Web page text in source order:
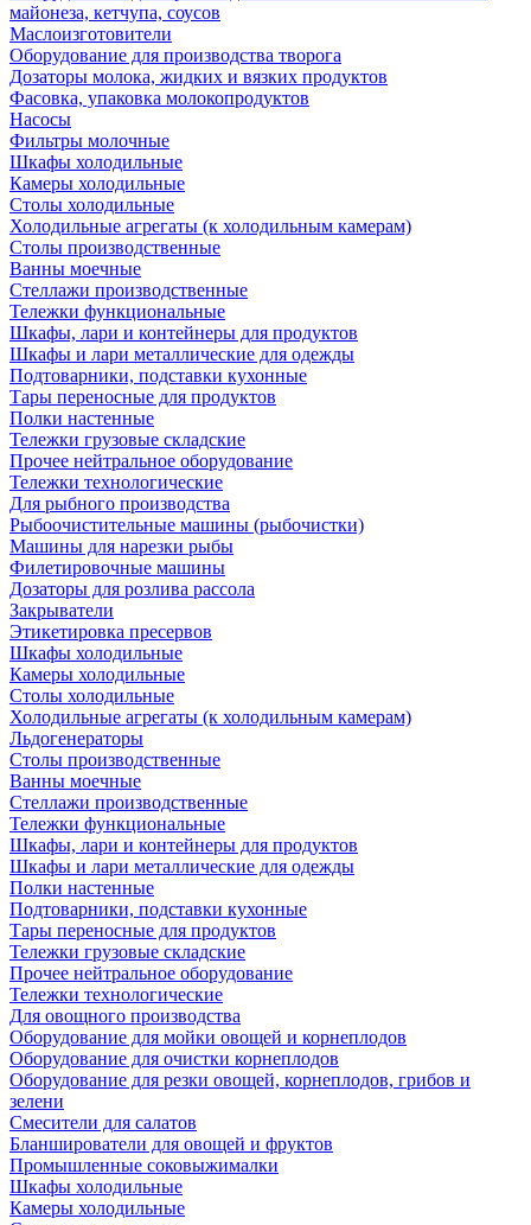
майонеза, кетчупа, соусов
Маслоизготовители
Оборудование для производства творога
Дозаторы молока, жидких и вязких продуктов
Фасовка, упаковка молокопродуктов
Насосы
Фильтры молочные
Шкафы холодильные
Камеры холодильные
Столы холодильные
Холодильные агрегаты (к холодильным камерам)
Столы производственные
Ванны моечные
Стеллажи производственные
Тележки функциональные
Шкафы, лари и контейнеры для продуктов
Шкафы и лари металлические для одежды
Подтоварники, подставки кухонные
Тары переносные для продуктов
Полки настенные
Тележки грузовые складские
Прочее нейтральное оборудование
Тележки технологические
Для рыбного производства
Рыбоочистительные машины (рыбочистки)
Машины для нарезки рыбы
Филетировочные машины
Дозаторы для розлива рассола
Закрыватели
Этикетировка пресервов
Шкафы холодильные
Камеры холодильные
Столы холодильные
Холодильные агрегаты (к холодильным камерам)
Льдогенераторы
Столы производственные
Ванны моечные
Стеллажи производственные
Тележки функциональные
Шкафы, лари и контейнеры для продуктов
Шкафы и лари металлические для одежды
Полки настенные
Подтоварники, подставки кухонные
Тары переносные для продуктов
Тележки грузовые складские
Прочее нейтральное оборудование
Тележки технологические
Для овощного производства
Оборудование для мойки овощей и корнеплодов
Оборудование для очистки корнеплодов
Оборудование для резки овощей, корнеплодов, грибов и
зелени
Смесители для салатов
Бланширователи для овощей и фруктов
Промышленные соковыжималки
Шкафы холодильные
Камеры холодильные